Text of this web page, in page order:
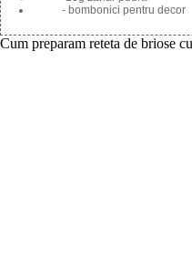
- bombonici pentru decor
Cum preparam reteta de briose